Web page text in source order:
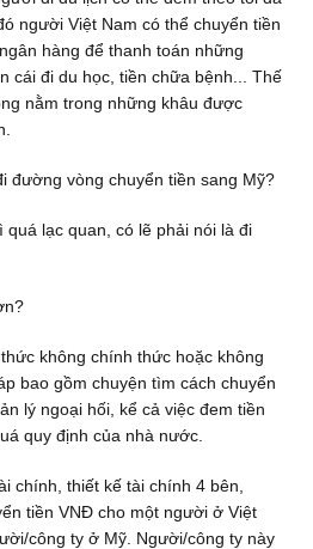
người Việt Nam có thể chuyển tiền
hàng để thanh toán những
cái đi du học, tiền chữa bệnh... Thế
nằm trong những khâu được
đường vòng chuyển tiền sang Mỹ?
lạc quan, có lẽ phải nói là đi
không chính thức hoặc không
bao gồm chuyện tìm cách chuyển
lý ngoại hối, kể cả việc đem tiền
quy định của nhà nước.
chính, thiết kế tài chính 4 bên,
tiền VNĐ cho một người ở Việt
công ty ở Mỹ. Người/công ty này